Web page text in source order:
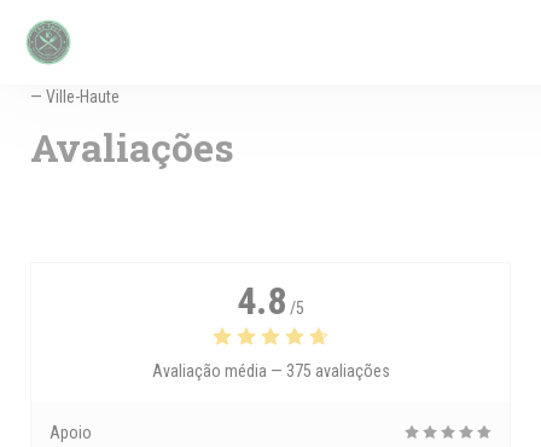
— Ville-Haute
Avaliações
4.8 /5
Avaliação média — 375 avaliações
Apoio